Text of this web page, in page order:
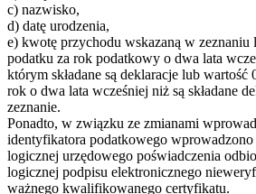
c) nazwisko,
d) datę urodzenia,
e) kwotę przychodu wskazaną w
podatku za rok podatkowy o dwa lata
którym składane są deklaracje lub
rok o dwa lata wcześniej niż są składane
zeznanie.
Ponadto, w związku ze zmianami
identyfikatora podatkowego
logicznej urzędowego poświadczenia
logicznej podpisu elektronicznego
ważnego kwalifikowanego certyfikatu.